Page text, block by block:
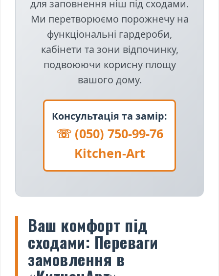
для заповнення ніш під сходами.
Ми перетворюємо порожнечу на
функціональні гардероби,
кабінети та зони відпочинку,
подвоюючи корисну площу
вашого дому.
Консультація та замір:
☏ (050) 750-99-76
Kitchen-Art
Ваш комфорт під
сходами: Переваги
замовлення в